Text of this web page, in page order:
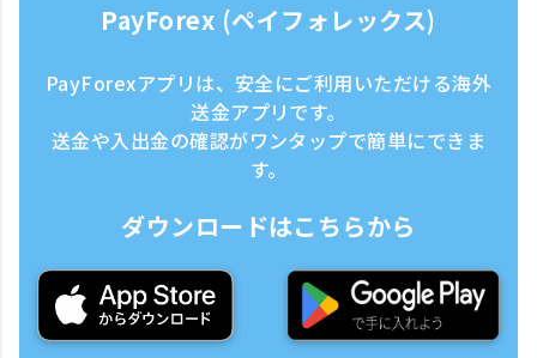
PayForex (ペイフォレックス)
PayForexアプリは、安全にご利用いただける海外
送金アプリです。
送金や入出金の確認がワンタップで簡単にできま
す。
ダウンロードはこちらから